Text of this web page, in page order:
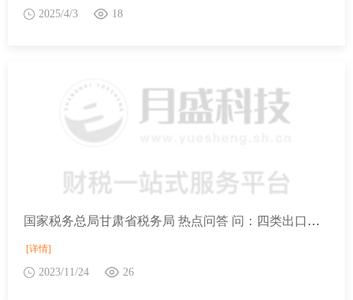
2025/4/3 18
国家税务总局甘肃省税务局 热点问答 问：四类出口企业在申报出口退（免）税时是否需要报送收汇资料？
[详情]
2023/11/24 26